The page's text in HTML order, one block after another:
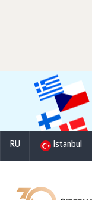
RU Istanbul